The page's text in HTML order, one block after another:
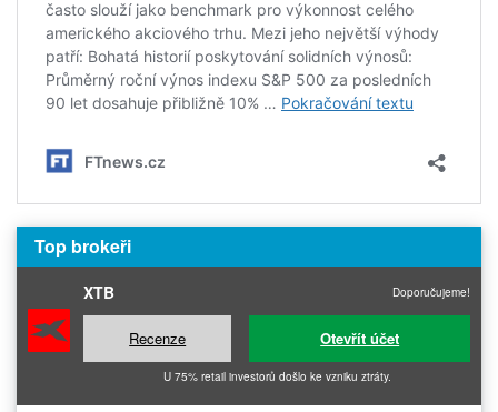
Top brokeři
XTB Doporučujeme!
Recenze Otevřít účet
U 75% retail investorů došlo ke vzniku ztráty.